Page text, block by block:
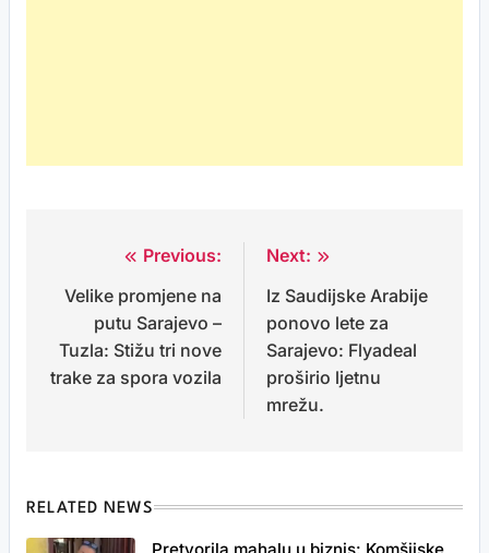
navigation
Previous:
Velike promjene na
putu Sarajevo –
Tuzla: Stižu tri nove
trake za spora vozila
Next:
Iz Saudijske Arabije
ponovo lete za
Sarajevo: Flyadeal
proširio ljetnu
mrežu.
RELATED NEWS